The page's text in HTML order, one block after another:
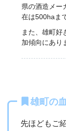
県の酒造メー
在は500haま
また、雄町好
加傾向にあり
雄町の
先ほどもご